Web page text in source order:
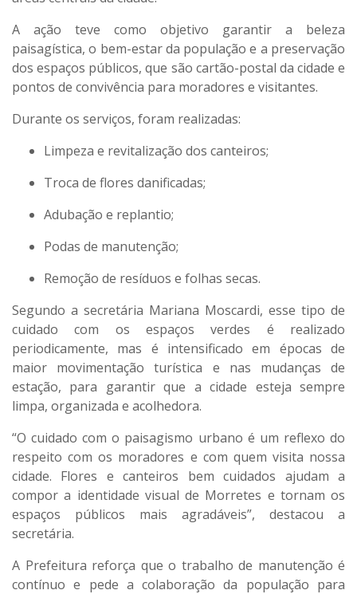
A ação teve como objetivo garantir a beleza
paisagística, o bem-estar da população e a preservação
dos espaços públicos, que são cartão-postal da cidade e
pontos de convivência para moradores e visitantes.
Durante os serviços, foram realizadas:
Limpeza e revitalização dos canteiros;
Troca de flores danificadas;
Adubação e replantio;
Podas de manutenção;
Remoção de resíduos e folhas secas.
Segundo a secretária Mariana Moscardi, esse tipo de
cuidado com os espaços verdes é realizado
periodicamente, mas é intensificado em épocas de
maior movimentação turística e nas mudanças de
estação, para garantir que a cidade esteja sempre
limpa, organizada e acolhedora.
“O cuidado com o paisagismo urbano é um reflexo do
respeito com os moradores e com quem visita nossa
cidade. Flores e canteiros bem cuidados ajudam a
compor a identidade visual de Morretes e tornam os
espaços públicos mais agradáveis”, destacou a
secretária.
A Prefeitura reforça que o trabalho de manutenção é
contínuo e pede a colaboração da população para